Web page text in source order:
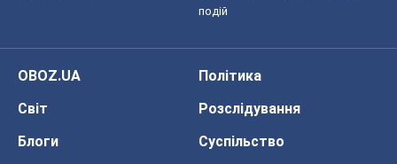
подій
OBOZ.UA
Політика
Світ
Розслідування
Блоги
Суспільство